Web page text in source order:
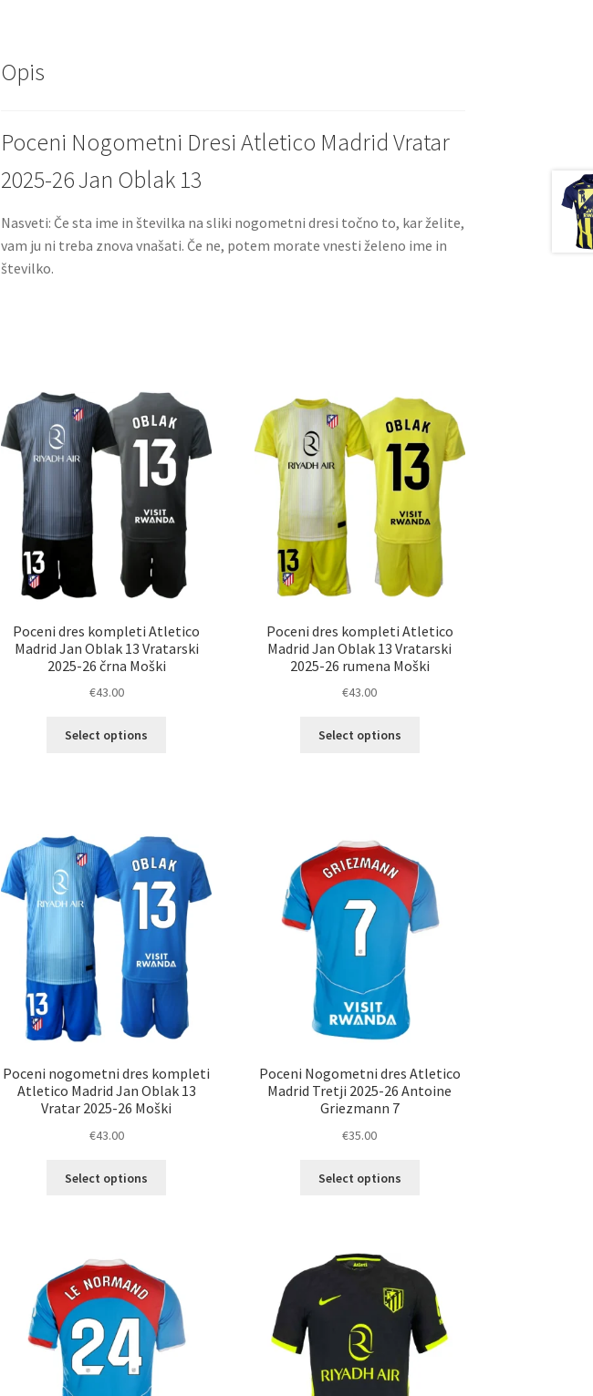
Opis
Poceni Nogometni Dresi Atletico Madrid Vratar
2025-26 Jan Oblak 13
Nasveti: Če sta ime in številka na sliki nogometni dresi točno to, kar želite,
vam ju ni treba znova vnašati. Če ne, potem morate vnesti želeno ime in
številko.
Poceni dres kompleti Atletico
Madrid Jan Oblak 13 Vratarski
2025-26 črna Moški
€43.00
Select options
lahko
izberete
na
strani
izdelka
Poceni dres kompleti Atletico
Madrid Jan Oblak 13 Vratarski
2025-26 rumena Moški
€43.00
Select options
izberete
na
strani
izdelka
Poceni nogometni dres kompleti
Atletico Madrid Jan Oblak 13
Vratar 2025-26 Moški
€43.00
Select options
lahko
izberete
strani
Poceni Nogometni dres Atletico
Madrid Tretji 2025-26 Antoine
Griezmann 7
€35.00
Select options
Možnosti
lahko
izberete
strani